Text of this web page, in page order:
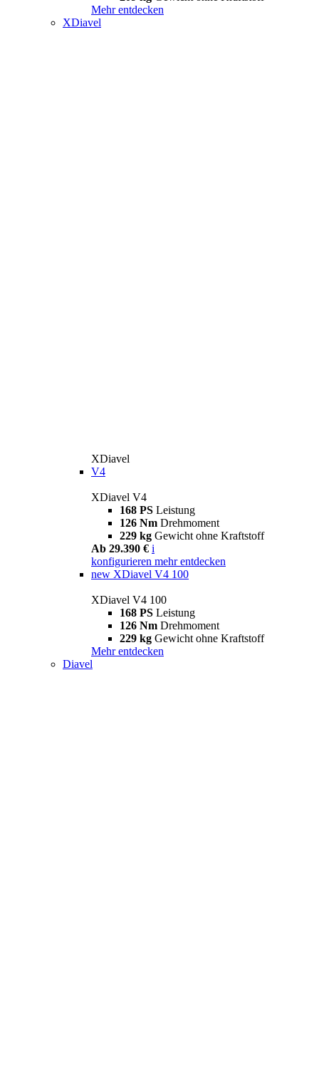
Mehr entdecken
XDiavel
XDiavel
V4
XDiavel V4
168 PS Leistung
126 Nm Drehmoment
229 kg Gewicht ohne Kraftstoff
Ab 29.390 € i
konfigurieren mehr entdecken
new XDiavel V4 100
XDiavel V4 100
168 PS Leistung
126 Nm Drehmoment
229 kg Gewicht ohne Kraftstoff
Mehr entdecken
Diavel